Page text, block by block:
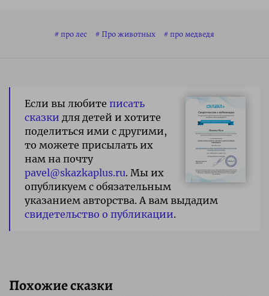
про лес Про животных про медведя
Если вы любите писать
сказки для детей и хотите
поделиться ими с другими,
то можете присылать их
нам на почту
pavel@skazkaplus.ru. Мы их
опубликуем с обязательным
указанием авторства. А вам выдадим
свидетельство о публикации.
Похожие сказки